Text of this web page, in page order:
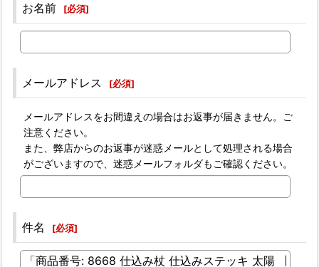
お名前 [必須]
メールアドレス [必須]
メールアドレスをお間違えの場合はお返事が届きません。ご
注意ください。
また、弊店からのお返事が迷惑メールとして処理される場合
がございますので、迷惑メールフォルダもご確認ください。
件名 [必須]